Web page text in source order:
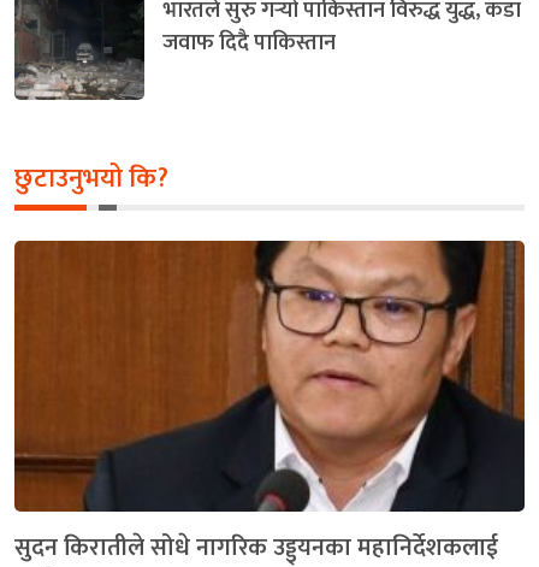
भारतले सुरु गर्‍यो पाकिस्तान विरुद्ध युद्ध, कडा
जवाफ दिदै पाकिस्तान
छुटाउनुभयो कि?
सुदन किरातीले सोधे नागरिक उड्ड्यनका महानिर्देशकलाई